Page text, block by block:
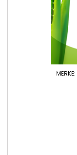
MERKE: